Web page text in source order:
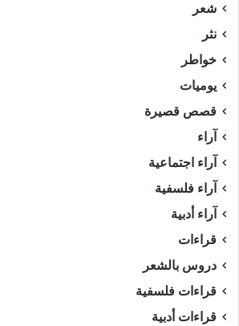
شعر
نثر
خواطر
يوميات
قصص قصيرة
آراء
آراء اجتماعية
آراء فلسفية
آراء أدبية
قراءات
دروس بالشعر
قراءات فلسفية
قراءات أدبية